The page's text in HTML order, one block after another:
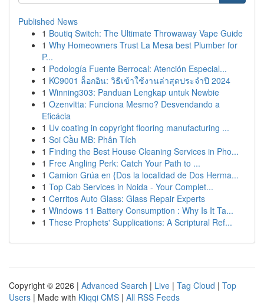
Published News
1 Boutiq Switch: The Ultimate Throwaway Vape Guide
1 Why Homeowners Trust La Mesa best Plumber for
P...
1 Podología Fuente Berrocal: Atención Especial...
1 KC9001 ล็อกอิน: วิธีเข้าใช้งานล่าสุดประจำปี 2024
1 Winning303: Panduan Lengkap untuk Newbie
1 Ozenvitta: Funciona Mesmo? Desvendando a
Eficácia
1 Uv coating in copyright flooring manufacturing ...
1 Soi Cầu MB: Phân Tích
1 Finding the Best House Cleaning Services in Pho...
1 Free Angling Perk: Catch Your Path to ...
1 Camion Grúa en {Dos la localidad de Dos Herma...
1 Top Cab Services in Noida - Your Complet...
1 Cerritos Auto Glass: Glass Repair Experts
1 Windows 11 Battery Consumption : Why Is It Ta...
1 These Prophets' Supplications: A Scriptural Ref...
Copyright © 2026 | Advanced Search | Live | Tag Cloud | Top
Users | Made with Kliqqi CMS | All RSS Feeds